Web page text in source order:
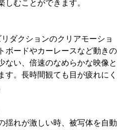
しむことができます。
ダクションのクリアモーショ
ボードやカーレースなど動きの
ない、倍速のなめらかな映像と
す。長時間観ても目が疲れにく
揺れが激しい時、被写体を自動